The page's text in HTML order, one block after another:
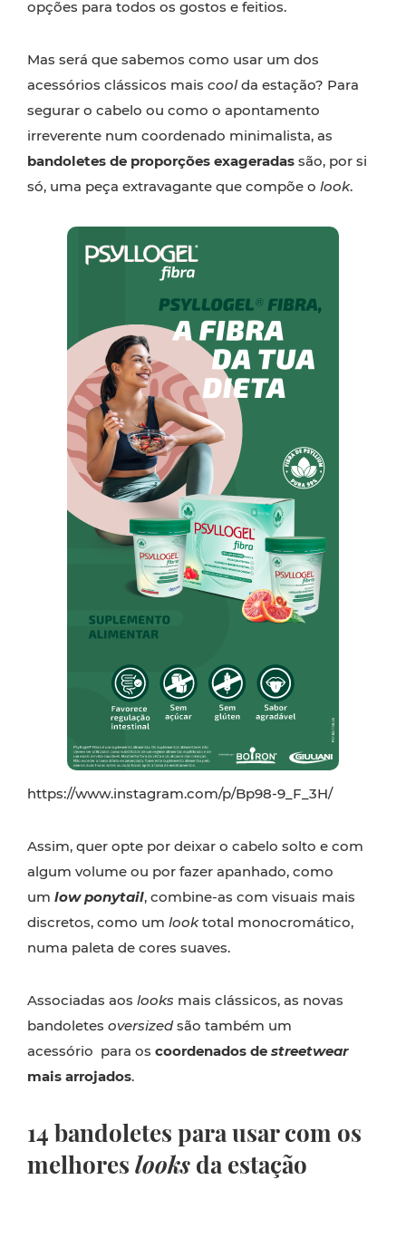
opções para todos os gostos e feitios.
Mas será que sabemos como usar um dos
acessórios clássicos mais coolda estação? Para
segurar o cabelo ou como o apontamento
irreverente num coordenado minimalista, as
bandoletes de proporções exageradas são, por si
só, uma peça extravagante que compõe o look.
https://www.instagram.com/p/Bp98-9_F_3H/
Assim, quer opte por deixar o cabelo solto e com
algum volume ou por fazer apanhado, como
um low ponytail, combine-as com visuais mais
discretos, como um looktotal monocromático,
numa paleta de cores suaves.
Associadas aos looks mais clássicos, as novas
bandoletes oversizedsão também um
acessório para os coordenados de streetwear
mais arrojados.
14 bandoletes para usar com os
melhores looks da estação